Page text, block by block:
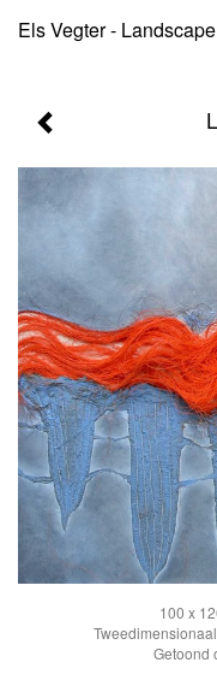
Els Vegter -
100 x
Getoond